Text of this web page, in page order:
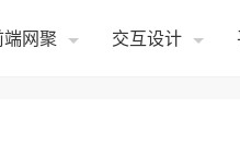
网聚 交互设计